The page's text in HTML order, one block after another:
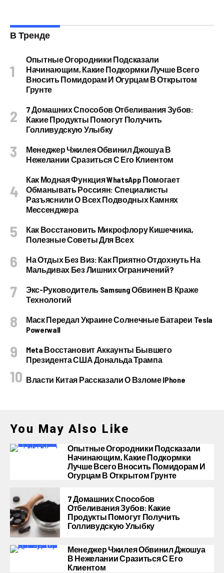
В Тренде
Опытные Огородники Подсказали
Начинающим, Какие Подкормки Лучше Всего
Вносить Помидорам И Огурцам В Открытом
Грунте
7 Домашних Способов Отбеливания Зубов:
Какие Продукты Помогут Получить
Голливудскую Улыбку
Менеджер Чжилея Обвинил Джошуа В
Нежелании Сразиться С Его Клиентом
Как Модная Функция WhatsApp Помогает
Обманывать Россиян: Специалисты
Разъяснили О Всех Подводных Камнях
Мессенджера
Как Восстановить Микрофлору Кишечника,
Полезные Советы Для Всех
На Отдых Без Виз: Как Приятно Отдохнуть На
Мальдивах Без Лишних Ограничений?
Экс-Руководитель Samsung Обвинен В Краже
Технологий
Маск Передал Украине Солнечные Батареи Tesla
Powerwall
Meta Восстановит Аккаунты Бывшего
Президента США Дональда Трампа
Власти Китая Рассказали О Взломе IPhone
You May Also Like
Опытные Огородники Подсказали
Начинающим, Какие Подкормки
Лучше Всего Вносить Помидорам И
Огурцам В Открытом Грунте
7 Домашних Способов
Отбеливания Зубов: Какие
Продукты Помогут Получить
Голливудскую Улыбку
Менеджер Чжилея Обвинил Джошуа
В Нежелании Сразиться С Его
Клиентом